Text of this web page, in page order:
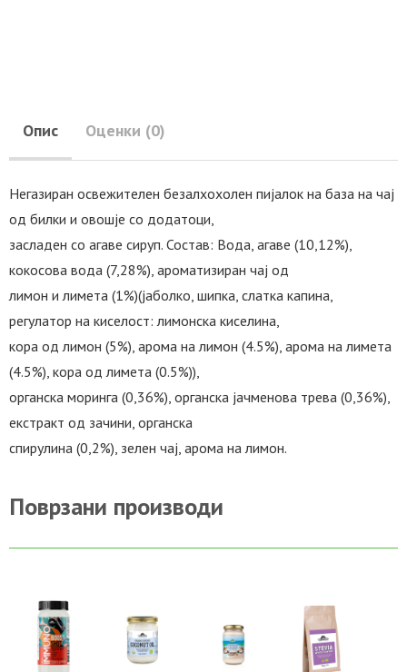
Опис Оценки (0)
Негазиран освежителен безалхохолен пијалок на база на чај
од билки и овошје со додатоци,
засладен со агаве сируп. Состав: Вода, агаве (10,12%),
кокосова вода (7,28%), ароматизиран чај од
лимон и лимета (1%)(јаболко, шипка, слатка капина,
регулатор на киселост: лимонска киселина,
кора од лимон (5%), арома на лимон (4.5%), арома на лимета
(4.5%), кора од лимета (0.5%)),
органска моринга (0,36%), органска јачменова трева (0,36%),
екстракт од зачини, органска
спирулина (0,2%), зелен чај, арома на лимон.
Поврзани производи
ВО
ВО
ВО
ВО